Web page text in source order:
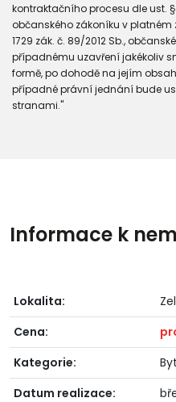
kontraktačního procesu dle ust. §
občanského zákoníku v platném
1729 zák. č. 89/2012 Sb.,
případnému uzavření jakékoliv
formě, po dohodě na jejím
případné právní jednání bude
stranami."
Informace k
Lokalita:
Cena:
Kategorie:
Datum realizace: